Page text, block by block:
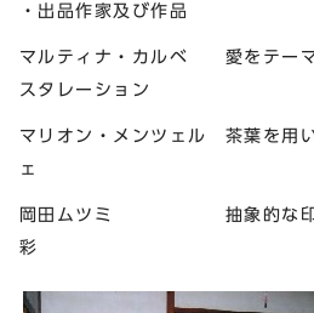
・出品作家及び
マルティナ・カルベ 愛をテーマ
スタレーション
マリオン・メンツェル 茶葉を用
ェ
岡田ムツミ 抽象的な印象
彩